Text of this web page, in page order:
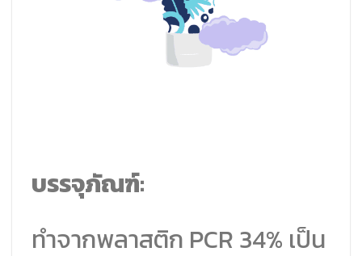
บรรจุภัณฑ์:
ทำจากพลาสติก PCR 34% เป็น